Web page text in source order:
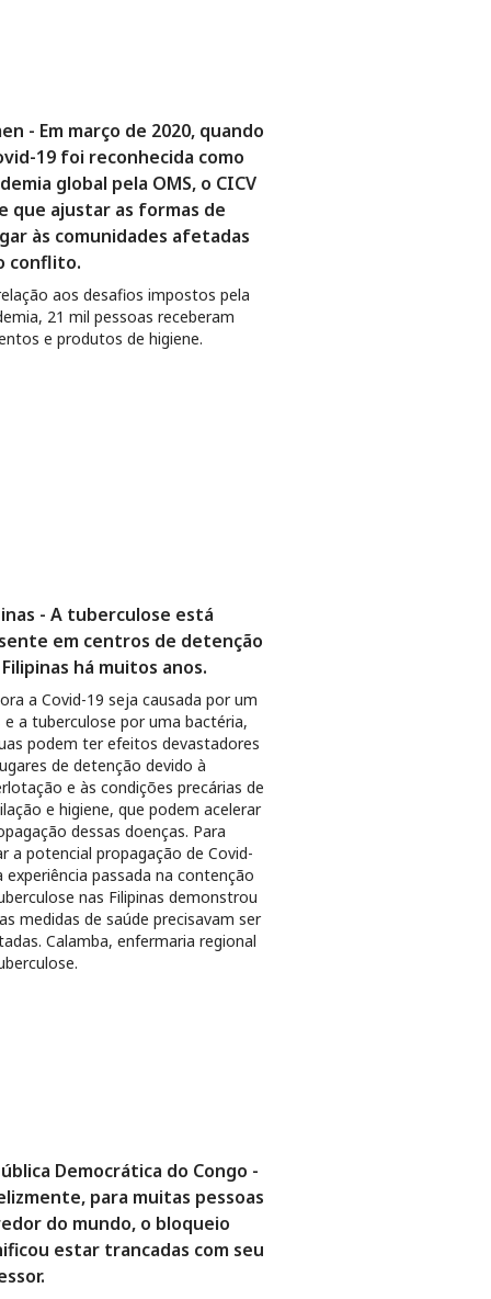
- Em março de 2020, quando
19 foi reconhecida como
global pela OMS, o CICV
que ajustar as formas de
às comunidades afetadas
conflito.
aos desafios impostos pela
21 mil pessoas receberam
e produtos de higiene.
- A tuberculose está
em centros de detenção
há muitos anos.
a Covid-19 seja causada por um
e a tuberculose por uma bactéria,
podem ter efeitos devastadores
de detenção devido à
e às condições precárias de
e higiene, que podem acelerar
dessas doenças. Para
a potencial propagação de Covid-
experiência passada na contenção
nas Filipinas demonstrou
medidas de saúde precisavam ser
Calamba, enfermaria regional
Democrática do Congo -
para muitas pessoas
do mundo, o bloqueio
estar trancadas com seu